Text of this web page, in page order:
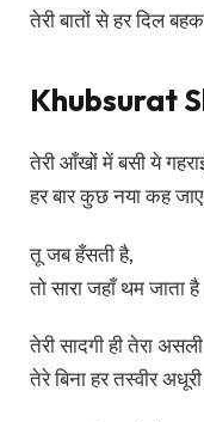
तेरी बातों से हर दिल
Khubsurat
तेरी आँखों में बसी ये
हर बार कुछ नया कह
तू जब हँसती है,
तो सारा जहाँ थम जाता
तेरी सादगी ही तेरा
तेरे बिना हर तस्वीर